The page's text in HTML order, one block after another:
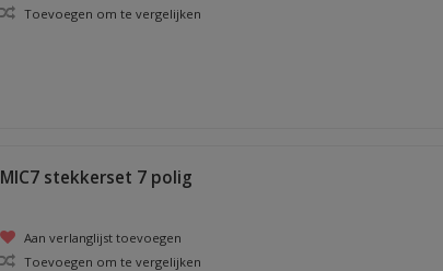
Toevoegen om te vergelijken
MIC7 stekkerset 7 polig
Aan verlanglijst toevoegen
Toevoegen om te vergelijken